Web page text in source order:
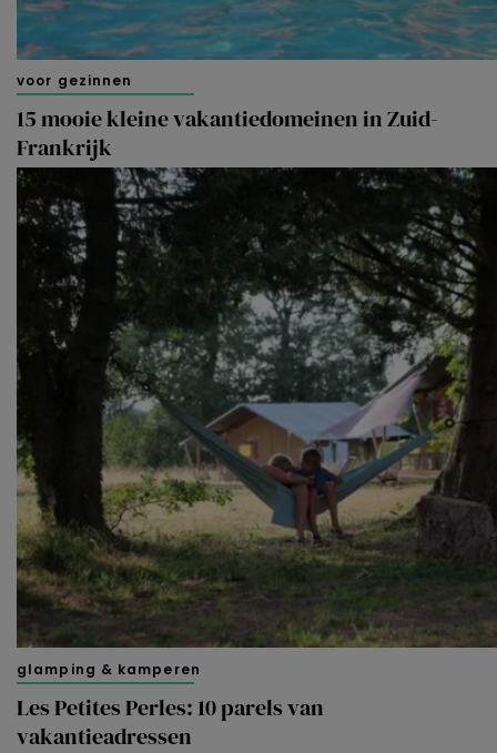
voor gezinnen
15 mooie kleine vakantiedomeinen in Zuid-
Frankrijk
glamping & kamperen
Les Petites Perles: 10 parels van
vakantieadressen